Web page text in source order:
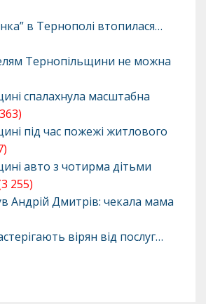
в Тернополі втопилася…
Тернопільщини не можна
спалахнула масштабна
під час пожежі житлового
авто з чотирма дітьми
255)
Андрій Дмитрів: чекала мама
вірян від послуг…